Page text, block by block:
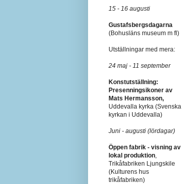
15 - 16 augusti
Gustafsbergsdagarna
(Bohusläns museum m fl)
Utställningar med mera:
24 maj - 11 september
Konstutställning:
Presenningsikoner av
Mats Hermansson,
Uddevalla kyrka (Svenska
kyrkan i Uddevalla)
Juni - augusti (lördagar)
Öppen fabrik - visning av
lokal produktion
Trikåfabriken Ljungskile
(Kulturens hus
trikåfabriken)